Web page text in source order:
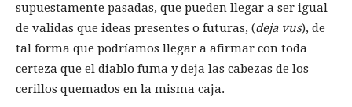
supuestamente pasadas, que pueden llegar a ser igual
de validas que ideas presentes o futuras, (deja vus), de
tal forma que podríamos llegar a afirmar con toda
certeza que el diablo fuma y deja las cabezas de los
cerillos quemados en la misma caja.